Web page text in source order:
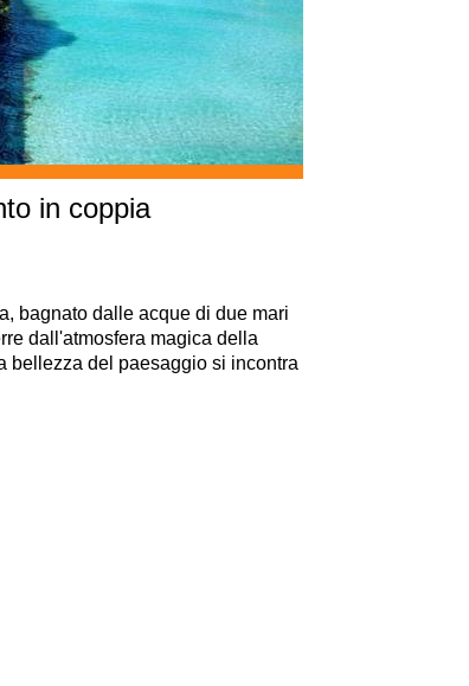
in coppia
bagnato dalle acque di due mari
dall'atmosfera magica della
bellezza del paesaggio si incontra